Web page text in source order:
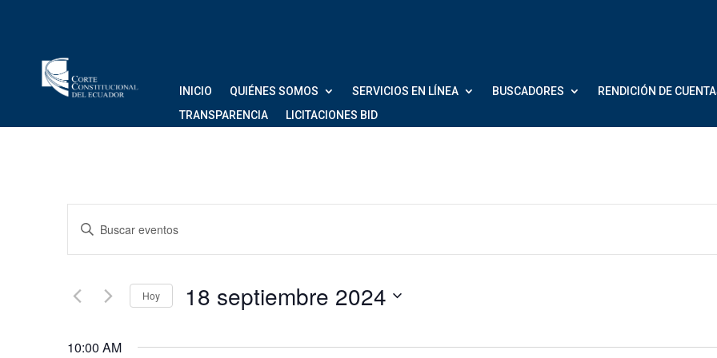
INICIO QUIÉNES SOMOS SERVICIOS EN LÍNEA BUSCADORES
RENDICIÓN DE
TRANSPARENCIA
LICITACIONES BID
Navegación
de
búsqueda
y
vistas
Introduce
Busca
Hoy 18 septiembre 2024
10:00 AM